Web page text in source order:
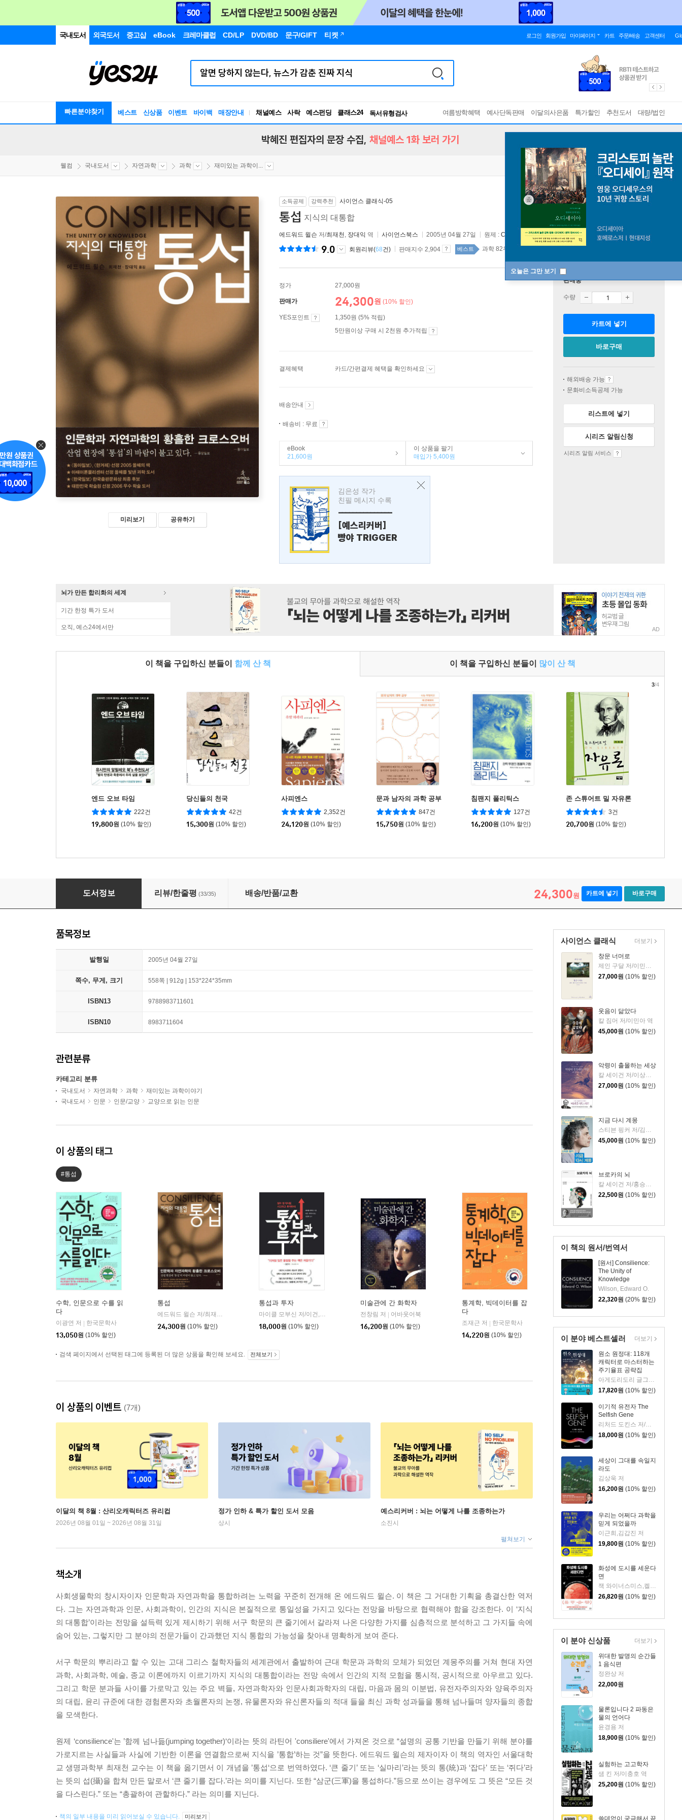
국내도서 외국도서 중고샵 eBook 크레마클럽 CD/LP DVD/BD 문구/GIFT 티켓 로그인 회원가입 마이페이지 카트 주문/배송 고객센터
빠른분야찾기 베스트 신상품 이벤트 바이백 매장안내 채널예스 사락 예스펀딩 클래스24
독서유형검사
RBTI Lab
여름방학혜택 예사단독판매 이달의사은품 특가할인 추천도서 대량/법인
오늘은 그만 보기
박혜진 편집자의 문장 수집, 채널예스 1화 보러 가기
웰컴 국내도서 자연과학 과학 재미있는 과학이...
미리보기 공유하기
소득공제 강력추천 사이언스 클래식-05
통섭 지식의 대통합
에드워드 윌슨 저/최재천 , 장대익 역 사이언스북스 2005년 04월 27일 원제 : Consilience:The Unity of Knowledge (1998)
9.0 회원리뷰(68건) 판매지수 2,904 베스트 과학 82위
정가 27,000원
판매가 24,300원 (10% 할인)
YES포인트
1,350원 (5% 적립)
5만원이상 구매 시 2천원 추가적립
결제혜택 카드/간편결제 혜택을 확인하세요
배송안내
배송비 : 무료
eBook
21,600원
이 상품을 팔기
매입가 5,400원
김은성 작가
친필 메시지 수록
---------------
[예스리커버]
빵야 TRIGGER
판매중
수량
카트에 넣기
바로구매
해외배송 가능
문화비소득공제 가능
리스트에 넣기
시리즈 알림신청
시리즈 알림 서비스
뇌가 만든 합리화의 세계
기간 한정 특가 도서
오직, 예스24에서만 AD
이 책을 구입하신 분들이 함께 산 책 이 책을 구입하신 분들이 많이 산 책
엔드 오브 타임
222건
19,800원 (10% 할인)
당신들의 천국
42건
15,300원 (10% 할인)
사피엔스
2,352건
24,120원 (10% 할인)
문과 남자의 과학 공부
847건
15,750원 (10% 할인)
침팬지 폴리틱스
127건
16,200원 (10% 할인)
존 스튜어트 밀 자유론
3건
20,700원 (10% 할인)
3/4
도서정보 리뷰/한줄평 (33/35) 배송/반품/교환 24,300원 카트에 넣기 바로구매
사이언스 클래식
창문 너머로
제인 구달 저/이민아 역
27,000원 (10% 할인)
웃음이 닮았다
칼 짐머 저/이민아 역
45,000원 (10% 할인)
악령이 출몰하는 세상
칼 세이건 저/이상헌 역
27,000원 (10% 할인)
지금 다시 계몽
45,000원 (10% 할인)
브로카의 뇌
칼 세이건 저/홍승효 역
22,500원 (10% 할인)
더보기
이 책의 원서/번역서
[원서] Consilience:
The Unity of
Knowledge
Wilson, Edward O.
22,320원 (20% 할인)
이 분야 베스트셀러
원소 원정대: 118개
캐릭터로 마스터하는
주기율표 공략집
17,820원 (10% 할인)
이기적 유전자 The
Selfish Gene
리처드 도킨스 저/홍영남,이상임 공역
18,000원 (10% 할인)
세상이 그대를 속일지
라도
김상욱 저
16,200원 (10% 할인)
우리는 어쩌다 과학을
믿게 되었을까
이근희,김갑진 저
19,800원 (10% 할인)
화성에 도시를 세운다
면
잭 와이너스미스,켈리 와이너스미스 저/지웅배 역
26,820원 (10% 할인)
더보기
이 분야 신상품
위대한 발명의 순간들
1 음식편
정완상 저
22,000원
물론입니다 2 파동은
물의 언어다
윤경용 저
18,900원 (10% 할인)
실험하는 고고학자
샘 킨 저/이충호 역
25,200원 (10% 할인)
쓸데없이 궁금해서 끝
더보기
품목정보
발행일 2005년 04월 27일
쪽수, 무게, 크기 558쪽 | 912g | 153*224*35mm
ISBN13 9788983711601
ISBN10 8983711604
관련분류
카테고리 분류
국내도서 자연과학 과학
재미있는 과학이야기
국내도서
인문 인문/교양 교양으로 읽는 인문
이 상품의 태그
#통섭
수학, 인문으로 수를 읽
다
이광연 저
한국문학사
13,050원 (10% 할인)
통섭
에드워드 윌슨 저/최재천,장대익 공역
사이언스북스
24,300원 (10% 할인)
통섭과 투자
마이클 모부신 저/이건,오인석 공역/신진오 감수
에프엔미디어
18,000원 (10% 할인)
미술관에 간 화학자
전창림 저
어바웃어북
16,200원 (10% 할인)
통계학, 빅데이터를 잡
다
조재근 저
한국문학사
14,220원 (10% 할인)
검색 페이지에서 선택된 태그에 등록된 더 많은 상품을 확인해 보세요. 전체보기
이 상품의 이벤트 (7개)
이달의 책 8월 : 산리오캐릭터즈 유리컵
2026년 08월 01일 ~ 2026년 08월 31일
정가 인하 & 특가 할인 도서 모음
상시
예스리커버 : 뇌는 어떻게 나를 조종하는가
소진시
펼쳐보기
책소개
사회생물학의 창시자이자 인문학과 자연과학을 통합하려는 노력을 꾸준히 전개해 온 에드워드 윌슨. 이 책은 그 거대한 기획을 총결산한 역저
다. 그는 자연과학과 인문, 사회과학이, 인간의 지식은 본질적으로 통일성을 가지고 있다는 전망을 바탕으로 협력해야 함을 강조한다. 이 ‘지식
의 대통합’이라는 전망을 설득력 있게 제시하기 위해 서구 학문의 큰 줄기에서 갈라져 나온 다양한 가지를 심층적으로 분석하고 그 가지들 속에
숨어 있는, 그렇지만 그 분야의 전문가들이 간과했던 지식 통합의 가능성을 찾아내 명확하게 보여 준다.
서구 학문의 뿌리라고 할 수 있는 고대 그리스 철학자들의 세계관에서 출발하여 근대 학문과 과학의 모체가 되었던 계몽주의를 거쳐 현대 자연
과학, 사회과학, 예술, 종교 이론에까지 이르기까지 지식의 대통합이라는 전망 속에서 인간의 지적 모험을 통시적, 공시적으로 아우르고 있다.
그리고 학문 분과들 사이를 가로막고 있는 주요 벽들, 자연과학자와 인문사회과학자의 대립, 마음과 몸의 이분법, 유전자주의자와 양육주의자
의 대립, 윤리 규준에 대한 경험론자와 초월론자의 논쟁, 유물론자와 유신론자들의 적대 들을 최신 과학 성과들을 통해 넘나들며 양자들의 종합
을 모색한다.
원제 ‘consilience'는 ’함께 넘나듦(jumping together)‘이라는 뜻의 라틴어 'consiliere'에서 가져온 것으로 “설명의 공통 기반을 만들기 위해 분야를
가로지르는 사실들과 사실에 기반한 이론을 연결함으로써 지식을 ’통합’하는 것”을 뜻한다. 에드워드 윌슨의 제자이자 이 책의 역자인 서울대학
교 생명과학부 최재천 교수는 이 책을 옮기면서 이 개념을 ’통섭‘으로 번역하였다. ‘큰 줄기’ 또는 ‘실마리’라는 뜻의 통(統)과 ‘잡다’ 또는 ‘쥐다’라
는 뜻의 섭(攝)을 합쳐 만든 말로서 ‘큰 줄기를 잡다.’라는 의미를 지닌다. 또한 “삼군(三軍)을 통섭하다.”등으로 쓰이는 경우에도 그 뜻은 “모든 것
을 다스린다.” 또는 “총괄하여 관할하다.” 라는 의미를 지닌다.
책의 일부 내용을 미리 읽어보실 수 있습니다. 미리보기